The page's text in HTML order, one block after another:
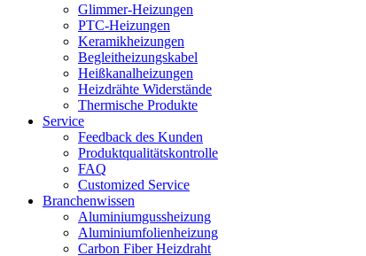
Glimmer-Heizungen
PTC-Heizungen
Keramikheizungen
Begleitheizungskabel
Heißkanalheizungen
Heizdrähte Widerstände
Thermische Produkte
Service
Feedback des Kunden
Produktqualitätskontrolle
FAQ
Customized Service
Branchenwissen
Aluminiumgussheizung
Aluminiumfolienheizung
Carbon Fiber Heizdraht